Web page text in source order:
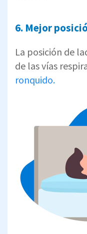
6. Mejor
La posición de
de las vías
ronquido.